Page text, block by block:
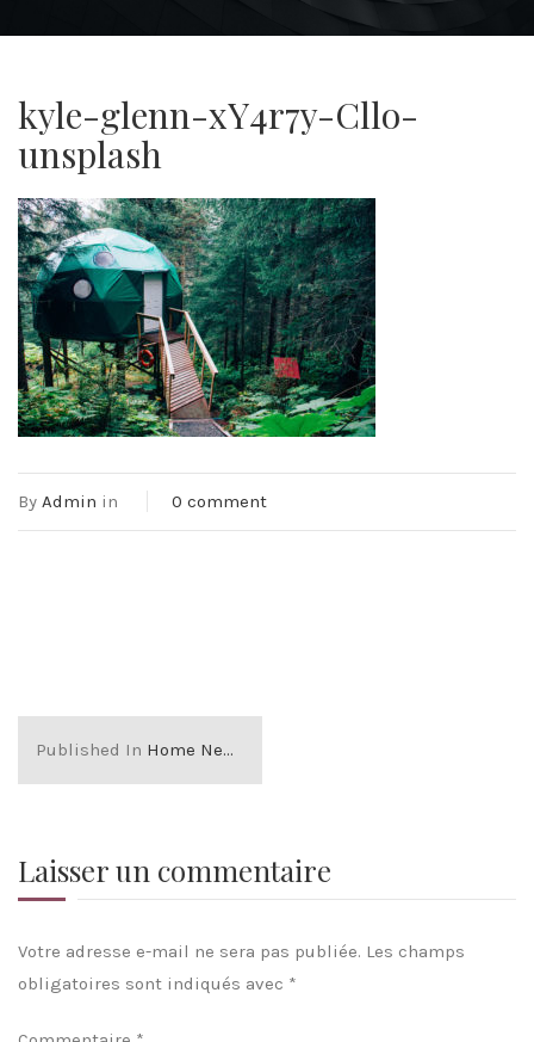
kyle-glenn-xY4r7y-Cllo-
unsplash
By Admin in 0 comment
Published In Home New FR
Laisser un commentaire
Votre adresse e-mail ne sera pas publiée. Les champs
obligatoires sont indiqués avec *